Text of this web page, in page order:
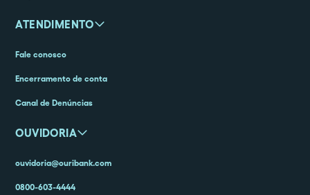
ATENDIMENTO
Fale conosco
Encerramento de conta
Canal de Denúncias
OUVIDORIA
ouvidoria@ouribank.com
0800-603-4444